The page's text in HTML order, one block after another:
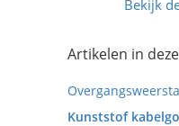
Bekijk
Artikelen in
Kunststof